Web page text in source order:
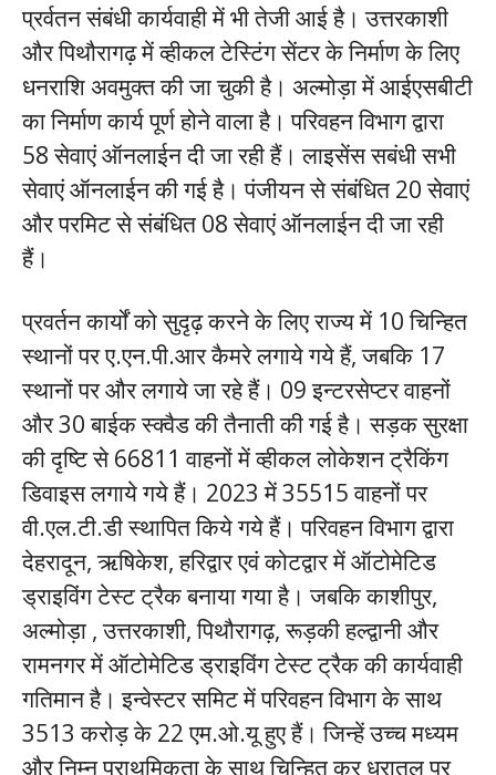
प्रर्वतन संबंधी कार्यवाही में भी तेजी आई है। उत्तरकाशी
और पिथौरागढ़ में व्हीकल टेस्टिंग सेंटर के निर्माण के लिए
धनराशि अवमुक्त की जा चुकी है। अल्मोड़ा में आईएसबीटी
का निर्माण कार्य पूर्ण होने वाला है। परिवहन विभाग द्वारा
58 सेवाएं ऑनलाईन दी जा रही हैं। लाइसेंस सबंधी सभी
सेवाएं ऑनलाईन की गई है। पंजीयन से संबंधित 20 सेवाएं
और परमिट से संबंधित 08 सेवाएं ऑनलाईन दी जा रही
हैं।
प्रवर्तन कार्यों को सुदृढ़ करने के लिए राज्य में 10 चिन्हित
स्थानों पर ए.एन.पी.आर कैमरे लगाये गये हैं, जबकि 17
स्थानों पर और लगाये जा रहे हैं। 09 इन्टरसेप्टर वाहनों
और 30 बाईक स्क्वैड की तैनाती की गई है। सड़क सुरक्षा
की दृष्टि से 66811 वाहनों में व्हीकल लोकेशन ट्रैकिंग
डिवाइस लगाये गये हैं। 2023 में 35515 वाहनों पर
वी.एल.टी.डी स्थापित किये गये हैं। परिवहन विभाग द्वारा
देहरादून, ऋषिकेश, हरिद्वार एवं कोटद्वार में ऑटोमेटिड
ड्राइविंग टेस्ट ट्रैक बनाया गया है। जबकि काशीपुर,
अल्मोड़ा , उत्तरकाशी, पिथौरागढ़, रूड़की हल्द्वानी और
रामनगर में ऑटोमेटिड ड्राइविंग टेस्ट ट्रैक की कार्यवाही
गतिमान है। इन्वेस्टर समिट में परिवहन विभाग के साथ
3513 करोड़ के 22 एम.ओ.यू हुए हैं। जिन्हें उच्च मध्यम
और निम्न प्राथमिकता के साथ चिन्हित कर धरातल पर